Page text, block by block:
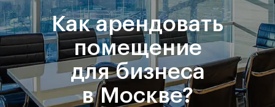
Как арендовать
помещение
для бизнеса
в Москве?